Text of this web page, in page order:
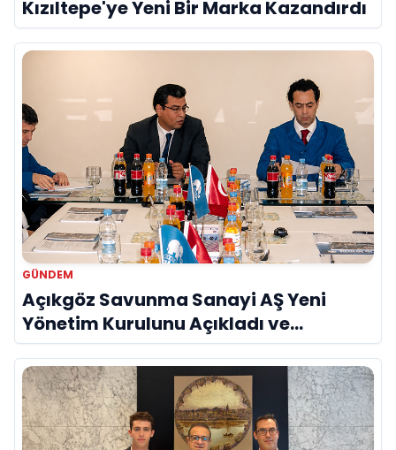
Kızıltepe'ye Yeni Bir Marka Kazandırdı
GÜNDEM
Açıkgöz Savunma Sanayi AŞ Yeni
Yönetim Kurulunu Açıkladı ve
Savunma Sanayinde Küresel Vizyon
Vurgusu